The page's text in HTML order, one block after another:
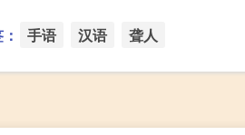
手语 汉语 聋人